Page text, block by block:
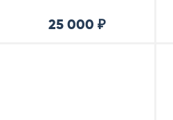
25 000 ₽